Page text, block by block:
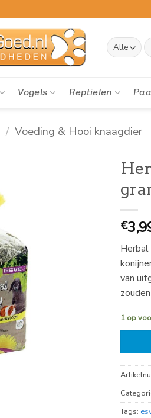
Vogels Reptielen
/ Voeding & Hooi knaagdier
€
Herbal
van
1 op
Tags: